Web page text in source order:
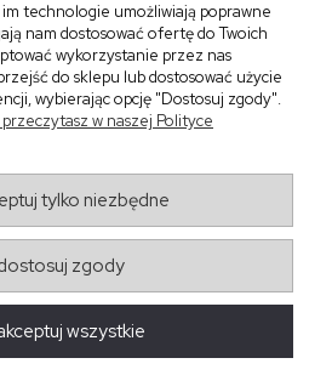
i
Sukienka z dekoltem w
299,00 zł
Regulaminy
zamówień
technologie umożliwiają poprawne
nam dostosować ofertę do Twoich
wykorzystanie przez nas
do sklepu lub dostosować użycie
wybierając opcję "Dostosuj zgody".
w naszej Polityce
tylko niezbędne
zgody
wszystkie